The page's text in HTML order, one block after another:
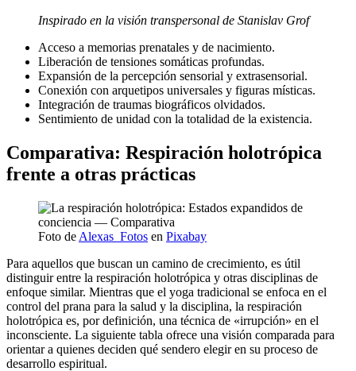
Inspirado en la visión transpersonal de Stanislav Grof
Acceso a memorias prenatales y de nacimiento.
Liberación de tensiones somáticas profundas.
Expansión de la percepción sensorial y extrasensorial.
Conexión con arquetipos universales y figuras místicas.
Integración de traumas biográficos olvidados.
Sentimiento de unidad con la totalidad de la existencia.
Comparativa: Respiración holotrópica
frente a otras prácticas
Foto de Alexas_Fotos en Pixabay
Para aquellos que buscan un camino de crecimiento, es útil
distinguir entre la respiración holotrópica y otras disciplinas de
enfoque similar. Mientras que el yoga tradicional se enfoca en el
control del prana para la salud y la disciplina, la respiración
holotrópica es, por definición, una técnica de «irrupción» en el
inconsciente. La siguiente tabla ofrece una visión comparada para
orientar a quienes deciden qué sendero elegir en su proceso de
desarrollo espiritual.